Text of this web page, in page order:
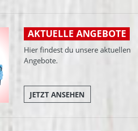
AKTUELLE ANGEBOTE
Hier findest du unsere aktuellen
Angebote.
JETZT ANSEHEN